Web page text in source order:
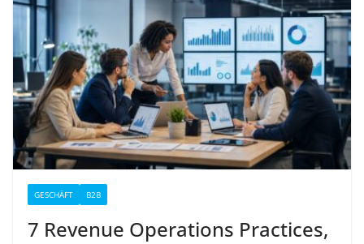
GESCHÄFT B2B
7 Revenue Operations Practices,